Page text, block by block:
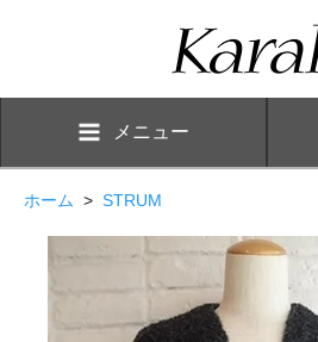
メニュー
ホーム > STRUM